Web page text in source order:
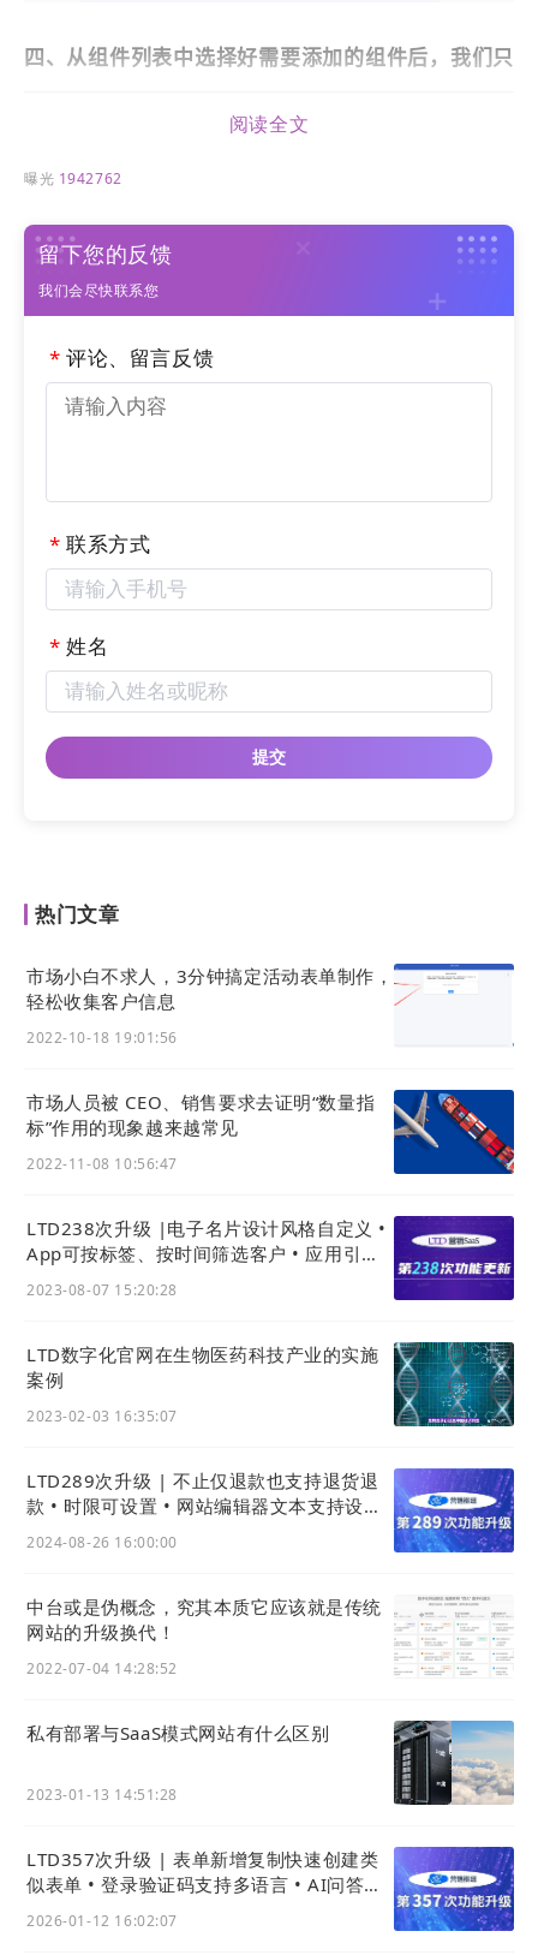
四、从组件列表中选择好需要添加的组件后，我们只
模块，我们可以在组件属性中修改这一栏的标题、描
述、选项类、是否必填、是否唯一等基础信息；
件”，上传个人二维码/企业二维码，“复制文件链接”
七、将“复制文件链接”粘贴至“提交跳转地址”，即可
实现表单提交后，自动跳转为二维码，客户可扫码添
八、表单制作完成，先“保存”再“发布”
阅读全文
曝光 1942762
留下您的反馈
我们会尽快联系您
*评论、留言反馈
*联系方式
*姓名
热门文章
市场小白不求人，3分钟搞定活动表单制作，
轻松收集客户信息
2022-10-18 19:01:56
市场人员被 CEO、销售要求去证明“数量指
标”作用的现象越来越常见
2022-11-08 10:56:47
LTD238次升级 |电子名片设计风格自定义 •
App可按标签、按时间筛选客户 • 应用引擎
2023-08-07 15:20:28
LTD数字化官网在生物医药科技产业的实施
案例
2023-02-03 16:35:07
LTD289次升级 | 不止仅退款也支持退货退
款 • 时限可设置 • 网站编辑器文本支持设置
2024-08-26 16:00:00
中台或是伪概念，究其本质它应该就是传统
网站的升级换代！
2022-07-04 14:28:52
私有部署与SaaS模式网站有什么区别
2023-01-13 14:51:28
LTD357次升级 | 表单新增复制快速创建类
似表单 • 登录验证码支持多语言 • AI问答可
2026-01-12 16:02:07